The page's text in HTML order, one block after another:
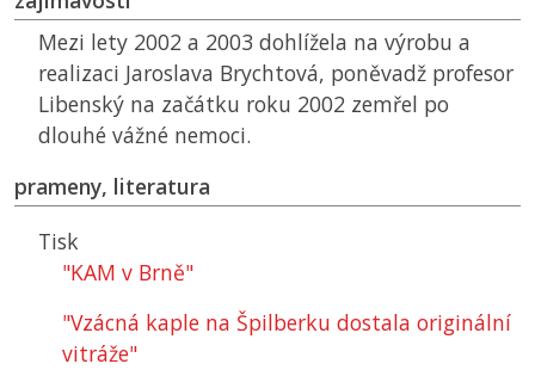
Mezi lety 2002 a 2003 dohlížela na výrobu a
realizaci Jaroslava Brychtová, poněvadž profesor
Libenský na začátku roku 2002 zemřel po
dlouhé vážné nemoci.
prameny, literatura
Tisk
"KAM v Brně"
"Vzácná kaple na Špilberku dostala originální
vitráže"